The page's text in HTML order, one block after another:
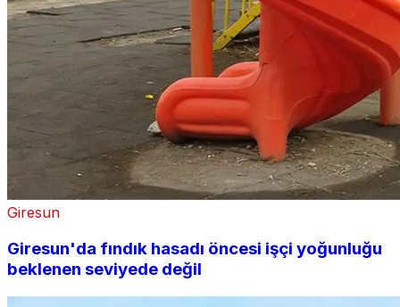
Giresun
Giresun'da fındık hasadı öncesi işçi yoğunluğu
beklenen seviyede değil